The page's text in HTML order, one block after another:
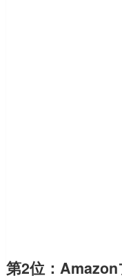
第2位：